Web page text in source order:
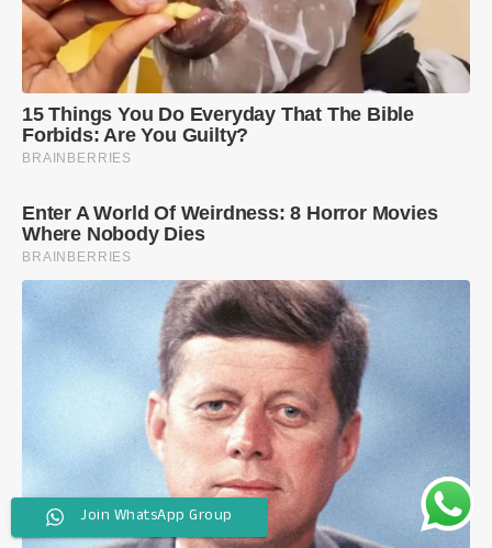
Join WhatsApp Group